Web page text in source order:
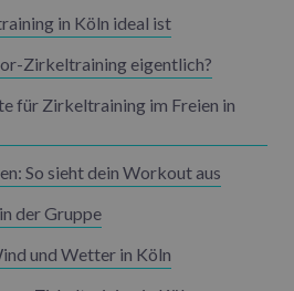
in Köln ideal ist
Zirkeltraining eigentlich?
für Zirkeltraining im Freien in
So sieht dein Workout aus
der Gruppe
und Wetter in Köln